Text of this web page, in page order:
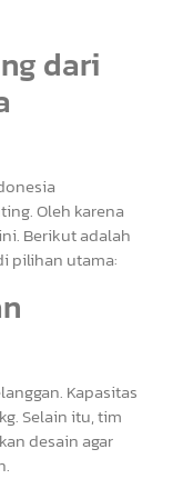
dari
Oleh karena
Berikut adalah
pilihan utama:
Kapasitas
Selain itu, tim
desain agar